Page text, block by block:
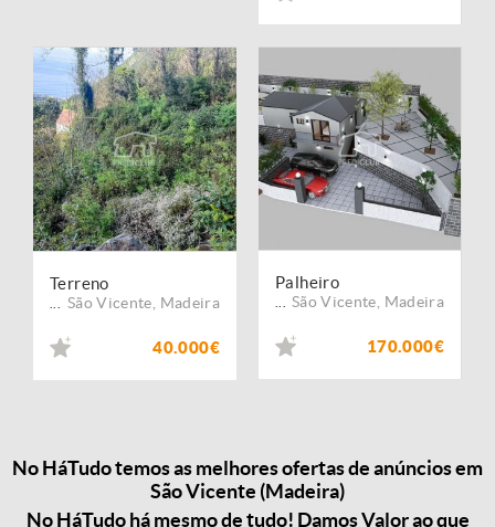
Terreno
São Vicente Madeira
40.000€
Palheiro
São Vicente Madeira
170.000€
No HáTudo temos as melhores ofertas de anúncios em
São Vicente (Madeira)
No HáTudo há mesmo de tudo! Damos Valor ao que